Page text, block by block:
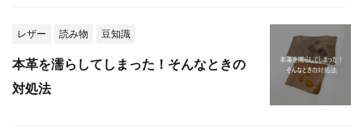
レザー 読み物 豆知識
本革を濡らしてしまった！そんなときの
対処法